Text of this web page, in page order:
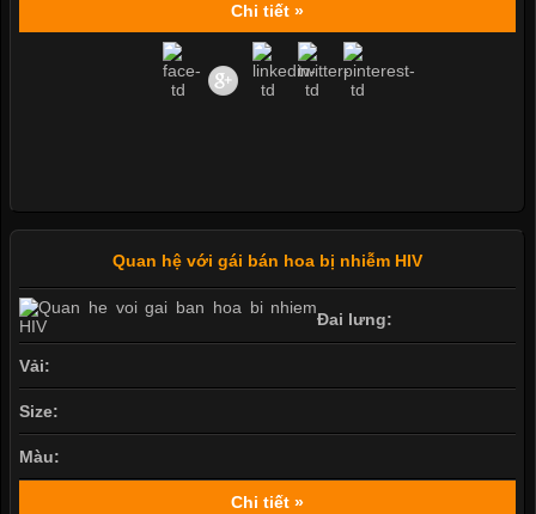
Chi tiết »
Quan hệ với gái bán hoa bị nhiễm HIV
Đai lưng:
Vải:
Size:
Màu:
Chi tiết »